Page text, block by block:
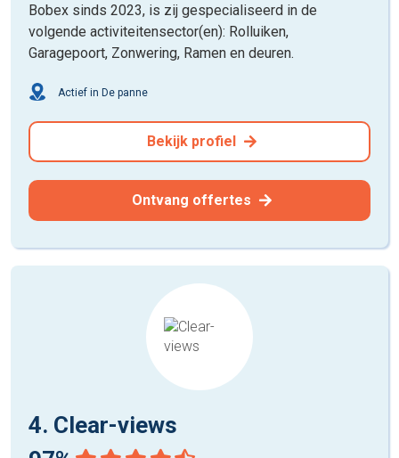
Bobex sinds 2023, is zij gespecialiseerd in de
volgende activiteitensector(en): Rolluiken,
Garagepoort, Zonwering, Ramen en deuren.
Actief in De panne
Bekijk profiel
Ontvang offertes
4. Clear-views